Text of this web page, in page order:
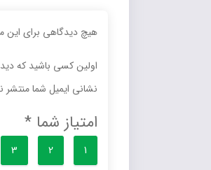
هیچ دیدگاهی برای
اولین کسی باشید که
نشانی ایمیل شما
امتیاز شما *
1
2
3